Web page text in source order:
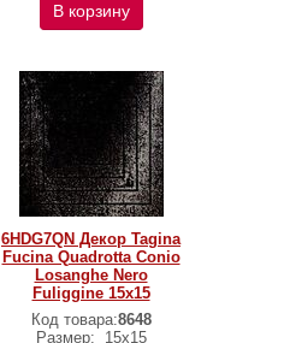
В корзину
6HDG7QN Декор Tagina
Fucina Quadrotta Conio
Losanghe Nero
Fuliggine 15x15
Код товара:8648
Размер:
15x15